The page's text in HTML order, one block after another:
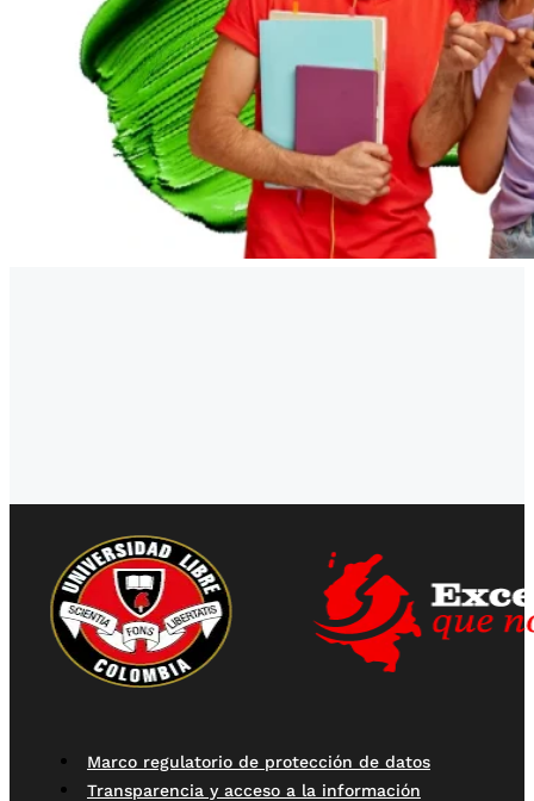
Marco regulatorio de protección de datos
Transparencia y acceso a la información